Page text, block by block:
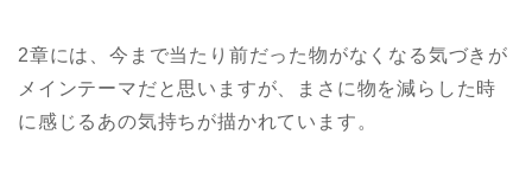
2章には、今まで当たり前だった物がなくなる気づきが
メインテーマだと思いますが、まさに物を減らした時
に感じるあの気持ちが描かれています。